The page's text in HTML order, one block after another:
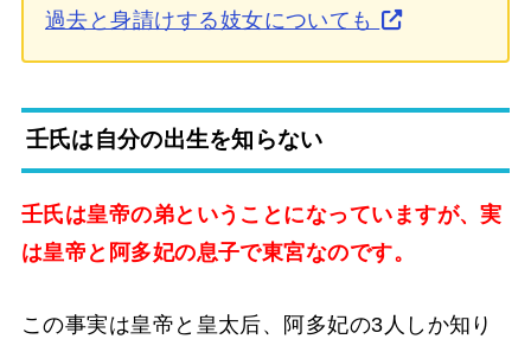
過去と身請けする妓女についても
壬氏は自分の出生を知らない
壬氏は皇帝の弟ということになっていますが、実
は皇帝と阿多妃の息子で東宮なのです。
この事実は皇帝と皇太后、阿多妃の3人しか知り